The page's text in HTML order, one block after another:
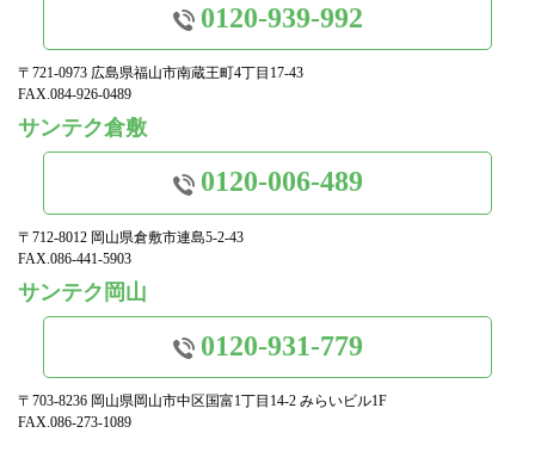
0120-939-992
〒721-0973 広島県福山市南蔵王町4丁目17-43
FAX.084-926-0489
サンテク倉敷
0120-006-489
〒712-8012 岡山県倉敷市連島5-2-43
FAX.086-441-5903
サンテク岡山
0120-931-779
〒703-8236 岡山県岡山市中区国富1丁目14-2 みらいビル1F
FAX.086-273-1089